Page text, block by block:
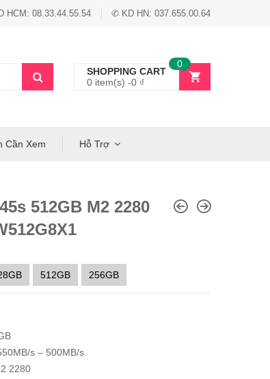
HCM: 08.33.44.55.54 ✆ KD HN: 037.655.00.64
SHOPPING CART
0 item(s) -0 ₫
0
Cần Xem Hỗ Trợ
512GB M2 2280
512GB 256GB
s – 500MB/s
2280